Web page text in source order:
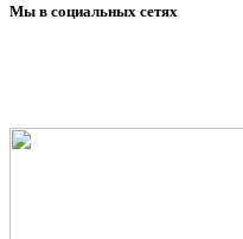
Мы в социальных сетях